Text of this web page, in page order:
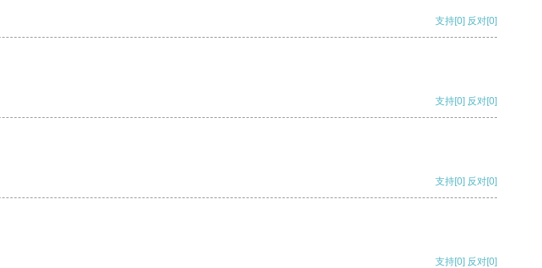
支持[0] 反对[0]
支持[0] 反对[0]
支持[0] 反对[0]
支持[0] 反对[0]